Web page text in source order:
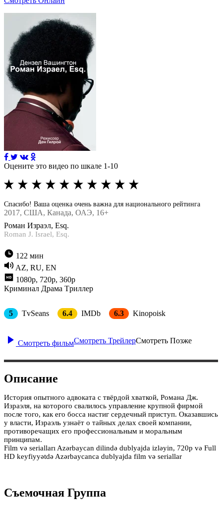
Оцените это видео по шкале 1-10
Спасибо! Ваша оценка очень важна для национального рейтинга
2017, США, Канада, ОАЭ, 16+
Роман Израэл, Esq.
Roman J. Israel, Esq.
122 мин
AZ, RU, EN
1080p, 720p, 360p
Криминал Драма Tриллер
5 TvSeans 6.4 IMDb 6.3 Kinopoisk
Смотреть фильмСмотреть ТрейлерСмотреть Позже
Описание
История опытного адвоката с твёрдой хваткой, Романа Дж.
Израэля, на которого свалилось управление крупной фирмой
после того, как его босса настиг сердечный приступ. Оказавшись
у власти, Израэль узнаёт о тайных делах своей компании,
противоречащих его профессиональным и моральным
принципам.
Film və serialları Azərbaycan dilində dublyajda izləyin, 720p və Full
HD keyfiyyətdə Azərbaycanca dublyajda film və seriallar
Съемочная Группа